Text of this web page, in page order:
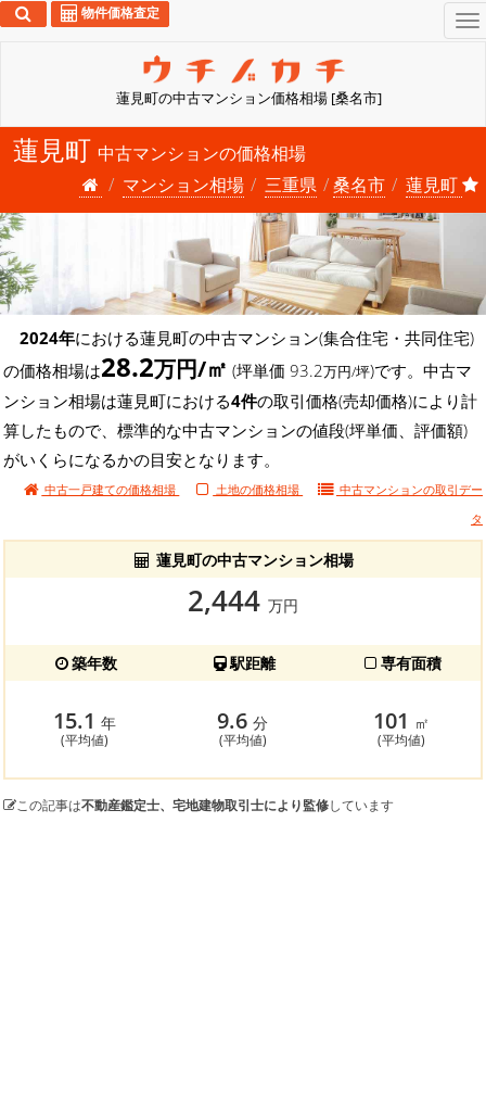
蓮見町の中古マンション価格相場 [桑名市]
物件価格査定
蓮見町 中古マンションの価格相場
マンション相場
三重県 桑名市 蓮見町
2024年における蓮見町の中古マンション(集合住宅・共同住宅)
の価格相場は28.2万円/㎡ (坪単価 93.2万円/坪)です。中古マ
ンション相場は蓮見町における4件の取引価格(売却価格)により計
算したもので、標準的な中古マンションの値段(坪単価、評価額)
がいくらになるかの目安となります。
中古一戸建ての価格相場 土地の価格相場 中古マンションの取引デー
タ
蓮見町の中古マンション相場
2,444 万円
築年数 駅距離 専有面積
15.1 年
(平均値)
9.6分
(平均値)
101 ㎡
(平均値)
この記事は不動産鑑定士、宅地建物取引士により監修しています